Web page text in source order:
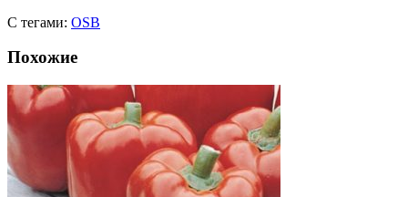
С тегами: OSB
Похожие